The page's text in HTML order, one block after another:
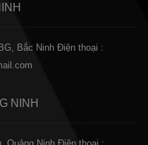
Bắc Ninh Điện thoại :
NINH